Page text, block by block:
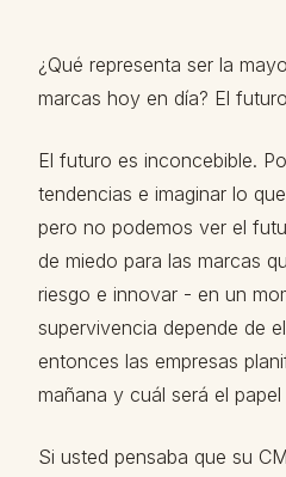
¿Qué representa ser la
marcas hoy en día? El
El futuro es inconcebible.
tendencias e imaginar lo
pero no podemos ver el
de miedo para las marcas
riesgo e innovar - en un
supervivencia depende de
entonces las empresas
mañana y cuál será el papel
Si usted pensaba que su